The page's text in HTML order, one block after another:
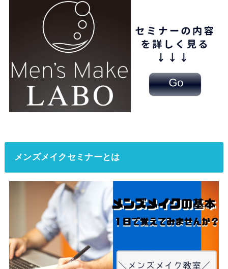
メンズメイクセミナーとは